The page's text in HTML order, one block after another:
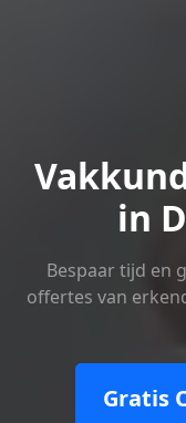
in
Bespaar tijd en
offertes van
Gratis